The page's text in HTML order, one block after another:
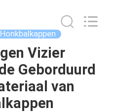
Vizier
Geborduurd
van